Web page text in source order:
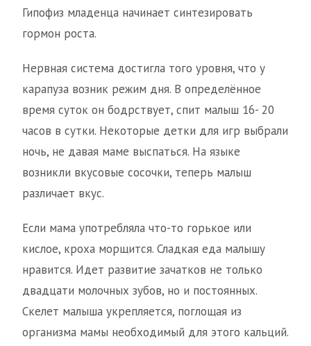
Гипофиз младенца начинает синтезировать
гормон роста.
Нервная система достигла того уровня, что у
карапуза возник режим дня. В определённое
время суток он бодрствует, спит малыш 16- 20
часов в сутки. Некоторые детки для игр выбрали
ночь, не давая маме выспаться. На языке
возникли вкусовые сосочки, теперь малыш
различает вкус.
Если мама употребляла что-то горькое или
кислое, кроха морщится. Сладкая еда малышу
нравится. Идет развитие зачатков не только
двадцати молочных зубов, но и постоянных.
Скелет малыша укрепляется, поглощая из
организма мамы необходимый для этого кальций.